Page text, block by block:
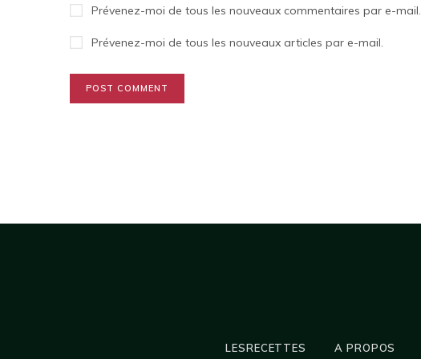
Prévenez-moi de tous les nouveaux commentaires par e-mail.
Prévenez-moi de tous les nouveaux articles par e-mail.
LESRECETTES A PROPOS